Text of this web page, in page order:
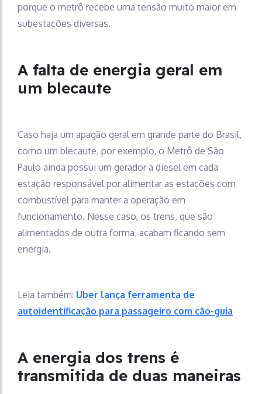
porque o metrô recebe uma tensão muito maior em
subestações diversas.
A falta de energia geral em
um blecaute
Caso haja um apagão geral em grande parte do Brasil,
como um blecaute, por exemplo, o Metrô de São
Paulo ainda possui um gerador a diesel em cada
estação responsável por alimentar as estações com
combustível para manter a operação em
funcionamento. Nesse caso, os trens, que são
alimentados de outra forma, acabam ficando sem
energia.
Leia também: Uber lança ferramenta de
autoidentificação para passageiro com cão-guia
A energia dos trens é
transmitida de duas maneiras